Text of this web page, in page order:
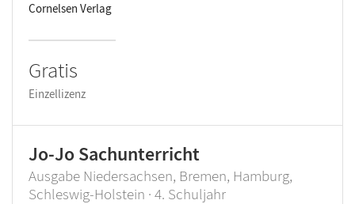
Cornelsen Verlag
Gratis
Einzellizenz
Jo-Jo Sachunterricht
Ausgabe Niedersachsen, Bremen, Hamburg,
Schleswig-Holstein · 4. Schuljahr